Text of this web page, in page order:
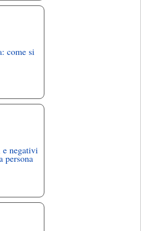
come si
negativi
persona